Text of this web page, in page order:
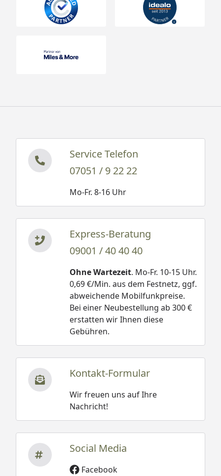
Service Telefon
07051 / 9 22 22
Mo-Fr. 8-16 Uhr
Express-Beratung
09001 / 40 40 40
Ohne Wartezeit. Mo-Fr. 10-15 Uhr.
0,69 €/Min. aus dem Festnetz, ggf.
abweichende Mobilfunkpreise.
Bei einer Neubestellung ab 300 €
erstatten wir Ihnen diese
Gebühren.
Kontakt-Formular
Wir freuen uns auf Ihre
Nachricht!
Social Media
Facebook